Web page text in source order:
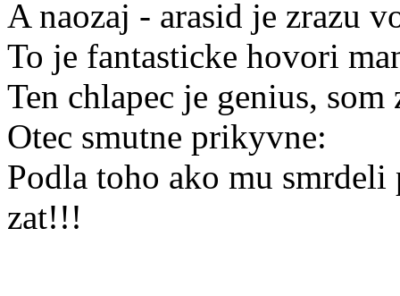
A naozaj - arasid je zrazu
To je fantasticke hovori
Ten chlapec je genius, som
Otec smutne prikyvne:
Podla toho ako mu smrdeli
zat!!!